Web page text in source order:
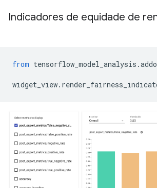
Indicadores de equidade de
from tensorflow_model_analysis .
widget_view.